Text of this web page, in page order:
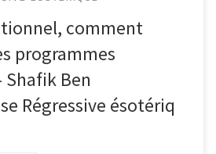
comment
programmes
Shafik Ben
Régressive ésotériq